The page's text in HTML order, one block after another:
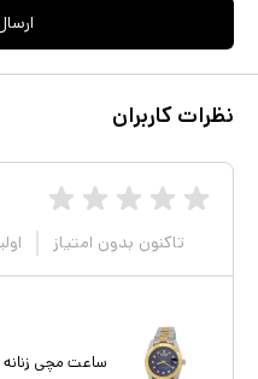
نظرات کاربران
تاکنون بدون امتیاز
ساعت مچی زنانه